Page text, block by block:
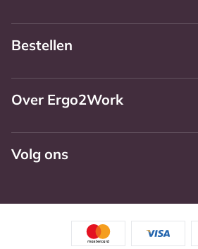
Bestellen
Over Ergo2Work
Volg ons